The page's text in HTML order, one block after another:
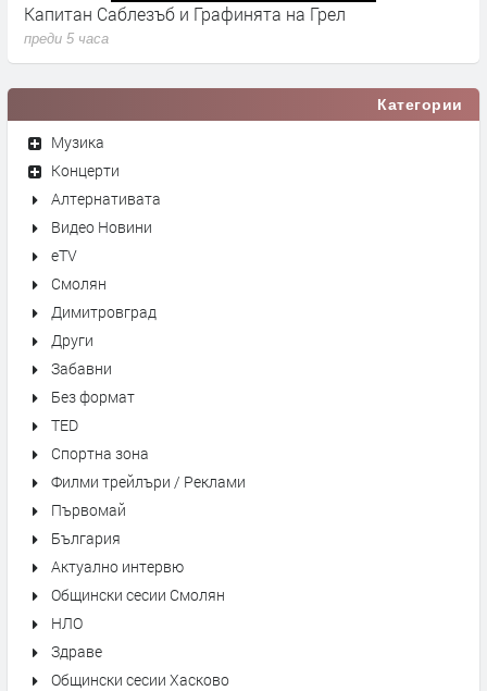
Капитан Саблезъб и Графинята на Грeл
преди 5 часа
Категории
Музика
Концерти
Алтернативата
Видео Новини
eTV
Смолян
Димитровград
Други
Забавни
Без формат
TED
Спортна зона
Филми трейлъри / Реклами
Първомай
България
Актуално интервю
Общински сесии Смолян
НЛО
Здраве
Общински сесии Хасково